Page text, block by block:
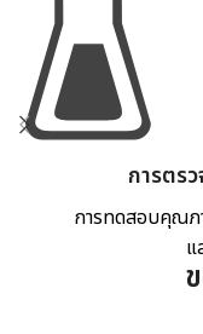
การตร
การทดสอบคุณภ